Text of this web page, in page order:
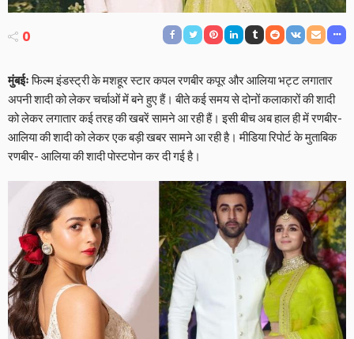
0
मुंबईःफिल्म इंडस्ट्री के मशहूर स्टार कपल रणबीर कपूर और आलिया भट्ट लगातार
अपनी शादी को लेकर चर्चाओं में बने हुए हैं। बीते कई समय से दोनों कलाकारों की शादी
को लेकर लगातार कई तरह की खबरें सामने आ रही हैं। इसी बीच अब हाल ही में रणबीर-
आलिया की शादी को लेकर एक बड़ी खबर सामने आ रही है। मीडिया रिपोर्ट के मुताबिक
रणबीर- आलिया की शादी पोस्टपोन कर दी गई है।